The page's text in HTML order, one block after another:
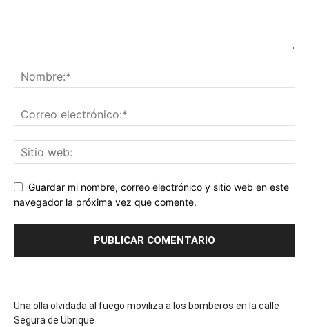
Guardar mi nombre, correo electrónico y sitio web en este
navegador la próxima vez que comente.
Una olla olvidada al fuego moviliza a los bomberos en la calle
Segura de Ubrique